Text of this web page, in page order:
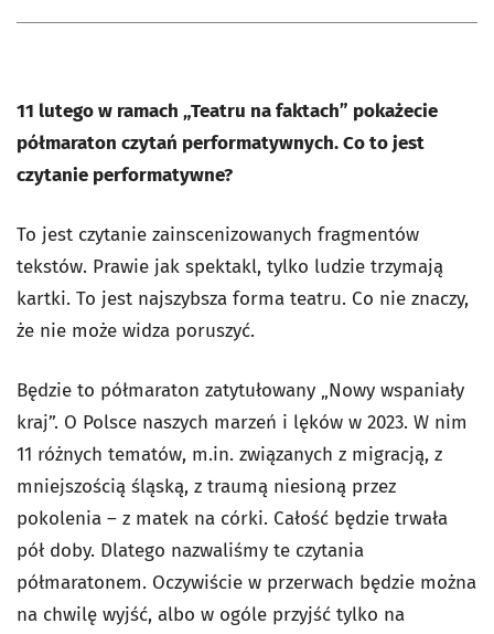
11 lutego w ramach „Teatru na faktach” pokażecie
półmaraton czytań performatywnych. Co to jest
czytanie performatywne?
To jest czytanie zainscenizowanych fragmentów
tekstów. Prawie jak spektakl, tylko ludzie trzymają
kartki. To jest najszybsza forma teatru. Co nie znaczy,
że nie może widza poruszyć.
Będzie to półmaraton zatytułowany „Nowy wspaniały
kraj”. O Polsce naszych marzeń i lęków w 2023. W nim
11 różnych tematów, m.in. związanych z migracją, z
mniejszością śląską, z traumą niesioną przez
pokolenia – z matek na córki. Całość będzie trwała
pół doby. Dlatego nazwaliśmy te czytania
półmaratonem. Oczywiście w przerwach będzie można
na chwilę wyjść, albo w ogóle przyjść tylko na